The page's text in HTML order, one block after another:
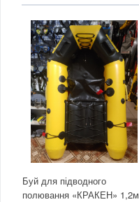
Буй для підводного
полювання «КРАКЕН» 1,2м